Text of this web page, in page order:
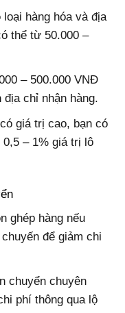
hàng hóa và địa
thể từ 50.000 –
– 500.000 VNĐ
chỉ nhận hàng.
giá trị cao, bạn có
– 1% giá trị lô
ghép hàng nếu
để giảm chi
chuyển chuyên
phí thông qua lộ